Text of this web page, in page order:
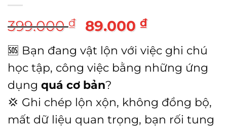
399.000₫
Giá
gốc
là:
399.000 ₫.
89.000 ₫Giá
hiện
tại
là:
🆘 Bạn đang vật lộn với việc ghi chú
học tập, công việc bằng những ứng
dụng quá cơ bản?
💢 Ghi chép lộn xộn, không đồng bộ,
mất dữ liệu quan trọng, bạn rối tung